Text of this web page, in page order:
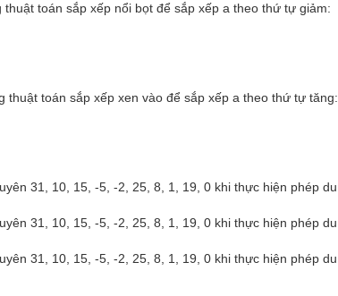
toán sắp xếp nổi bọt để sắp xếp a theo thứ tự giảm:
toán sắp xếp xen vào để sắp xếp a theo thứ tự tăng:
31, 10, 15, -5, -2, 25, 8, 1, 19, 0 khi thực hiện phép du
31, 10, 15, -5, -2, 25, 8, 1, 19, 0 khi thực hiện phép du
31, 10, 15, -5, -2, 25, 8, 1, 19, 0 khi thực hiện phép du